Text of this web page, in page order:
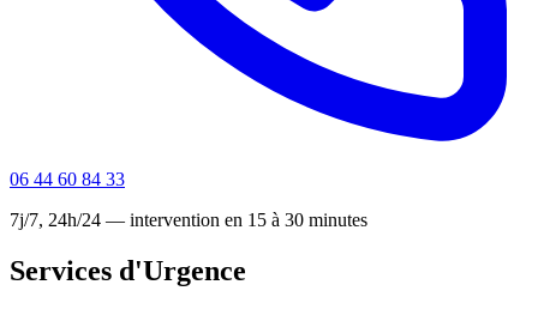
06 44 60 84 33
7j/7, 24h/24 — intervention en 15 à 30 minutes
Services d'Urgence